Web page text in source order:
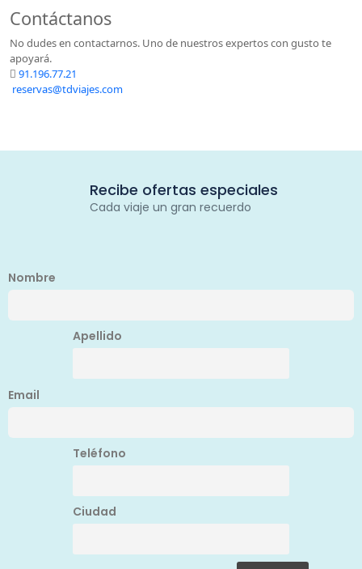
Contáctanos
No dudes en contactarnos. Uno de nuestros expertos con gusto te
apoyará.
91.196.77.21
reservas@tdviajes.com
Recibe ofertas especiales
Cada viaje un gran recuerdo
Nombre
Apellido
Email
Teléfono
Ciudad